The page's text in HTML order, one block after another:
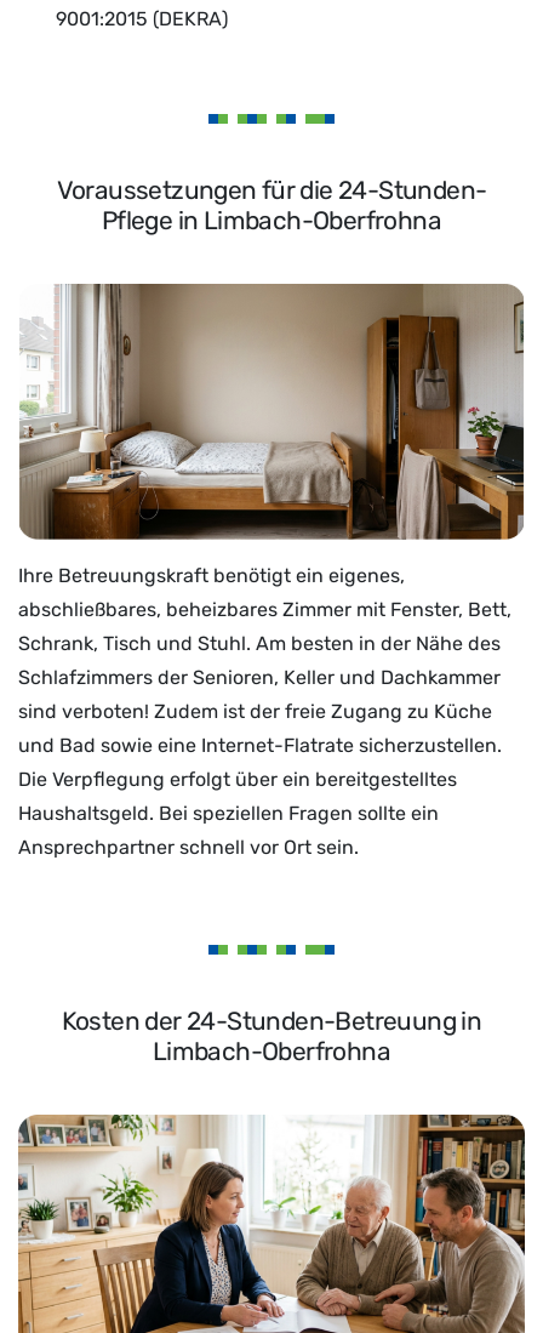
9001:2015 (DEKRA)
Voraussetzungen für die 24-Stunden-
Pflege in Limbach-Oberfrohna
Ihre Betreuungskraft benötigt ein eigenes,
abschließbares, beheizbares Zimmer mit Fenster, Bett,
Schrank, Tisch und Stuhl. Am besten in der Nähe des
Schlafzimmers der Senioren, Keller und Dachkammer
sind verboten! Zudem ist der freie Zugang zu Küche
und Bad sowie eine Internet-Flatrate sicherzustellen.
Die Verpflegung erfolgt über ein bereitgestelltes
Haushaltsgeld. Bei speziellen Fragen sollte ein
Ansprechpartner schnell vor Ort sein.
Kosten der 24-Stunden-Betreuung in
Limbach-Oberfrohna